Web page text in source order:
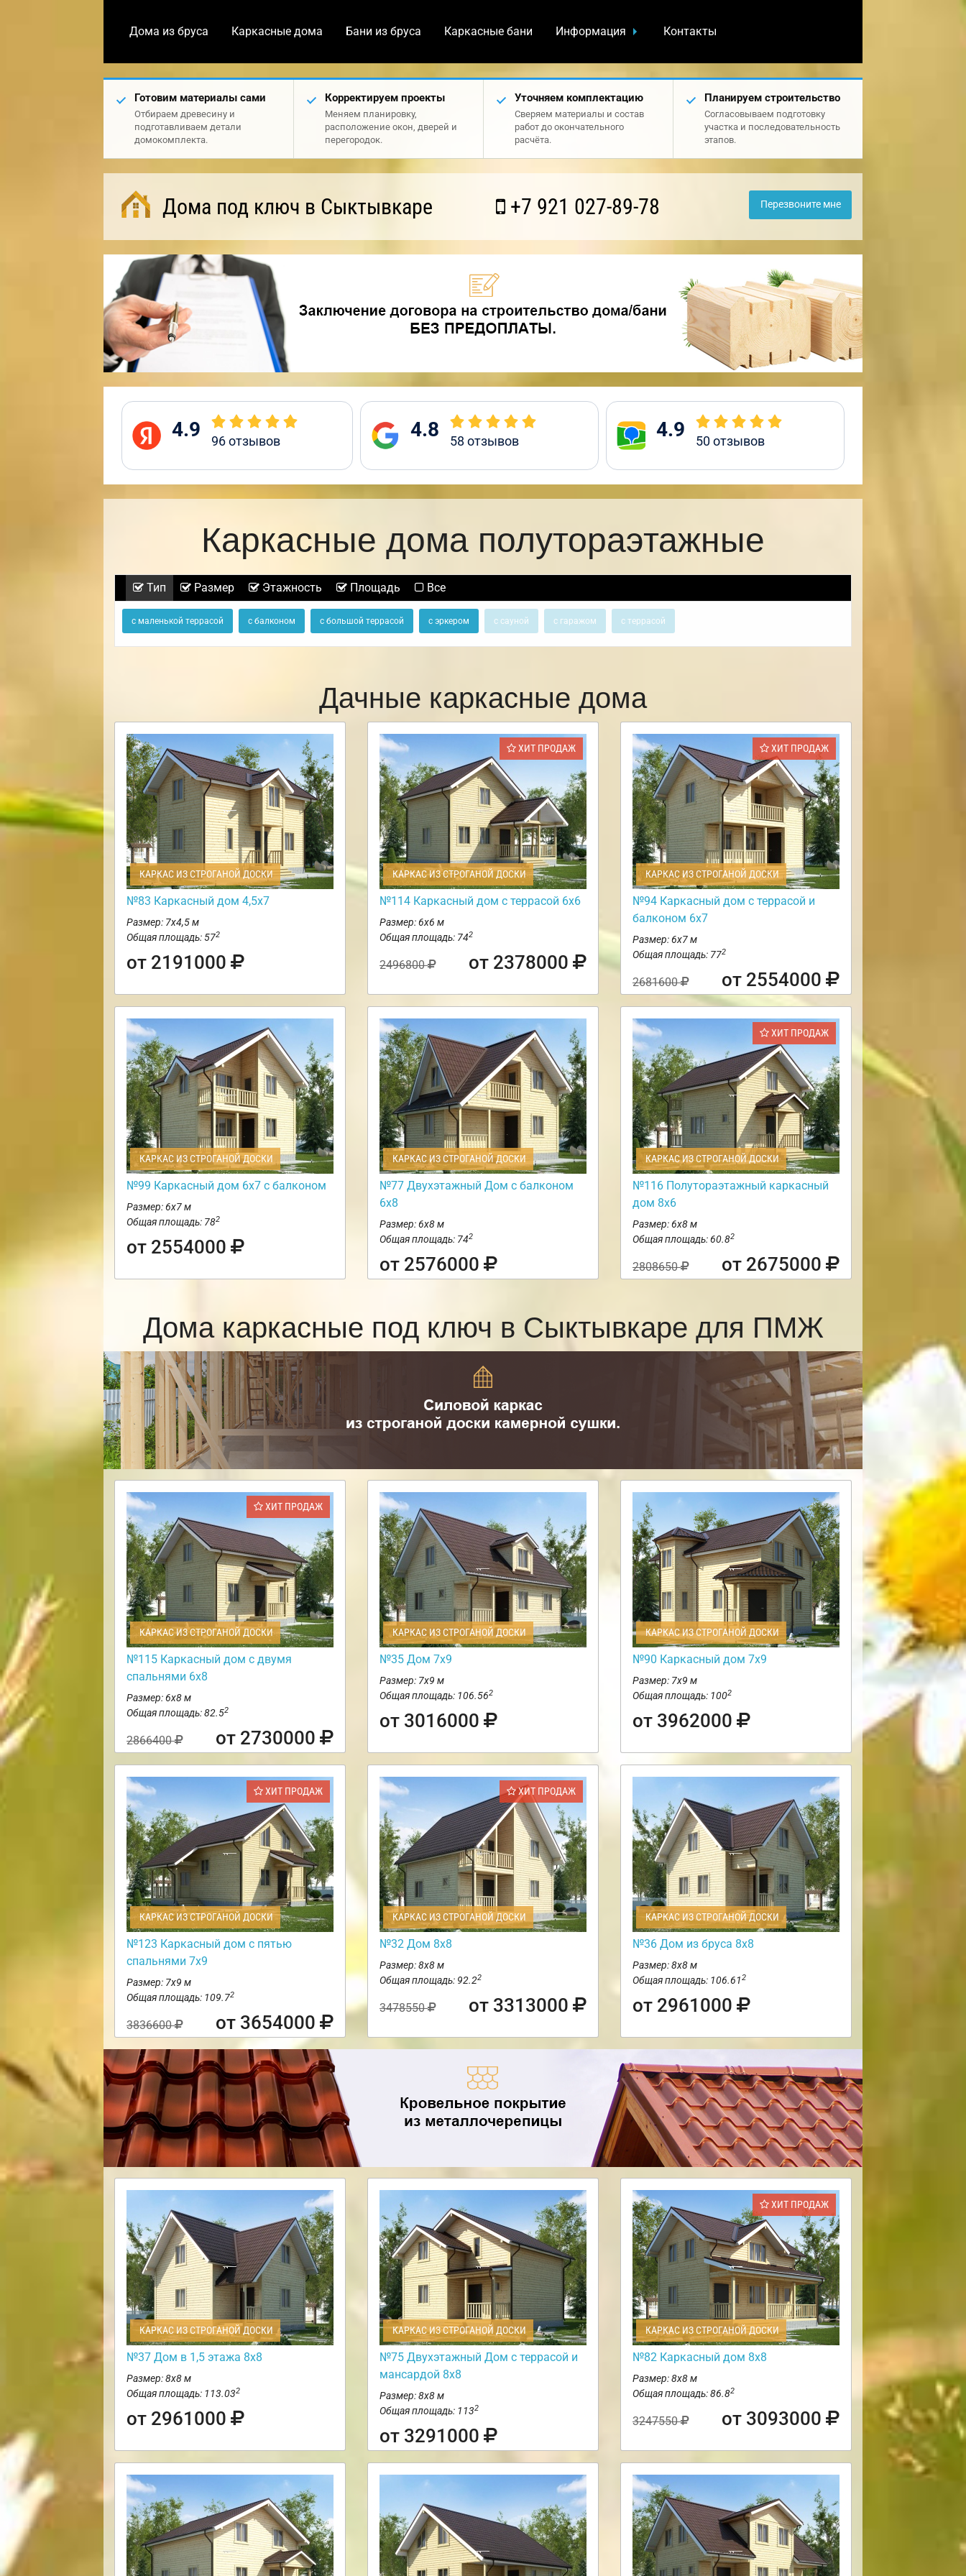
Дома из бруса Каркасные дома Бани из бруса Каркасные бани Информация Контакты
Готовим материалы сами
Отбираем древесину и
подготавливаем детали
домокомплекта.
Корректируем проекты
Меняем планировку,
расположение окон, дверей и
перегородок.
Уточняем комплектацию
Сверяем материалы и состав
работ до окончательного
расчёта.
Планируем строительство
Согласовываем подготовку
участка и последовательность
этапов.
Дома под ключ в Сыктывкаре +7 921 027-89-78 Перезвоните мне
4.9 96отзывов 4.8 58 отзывов 4.9 50отзывов
Каркасные дома полутораэтажные
Тип Размер Этажность Площадь Все
с маленькой террасой с балконом с большой террасой с эркером с сауной с гаражом с террасой
Дачные каркасные дома
КАРКАС ИЗ СТРОГАНОЙ ДОСКИ
№83 Каркасный дом 4,5х7
Размер: 7х4,5 м
Общая площадь: 572
от 2191000
ХИТ ПРОДАЖ
КАРКАС ИЗ СТРОГАНОЙ ДОСКИ
№114 Каркасный дом с террасой 6х6
Размер: 6х6 м
Общая площадь: 742
2496800 от 2378000
ХИТ ПРОДАЖ
КАРКАС ИЗ СТРОГАНОЙ ДОСКИ
№94 Каркасный дом с террасой и
балконом 6х7
Размер: 6х7 м
Общая площадь: 772
2681600 от 2554000
КАРКАС ИЗ СТРОГАНОЙ ДОСКИ
№99 Каркасный дом 6х7 с балконом
Размер: 6х7 м
Общая площадь: 782
от 2554000
КАРКАС ИЗ СТРОГАНОЙ ДОСКИ
№77 Двухэтажный Дом с балконом
6х8
Размер: 6х8 м
Общая площадь: 742
от 2576000
ХИТ ПРОДАЖ
КАРКАС ИЗ СТРОГАНОЙ ДОСКИ
№116 Полутораэтажный каркасный
дом 8х6
Размер: 6х8 м
Общая площадь: 60.82
2808650 от 2675000
Дома каркасные под ключ в Сыктывкаре для ПМЖ
ХИТ ПРОДАЖ
КАРКАС ИЗ СТРОГАНОЙ ДОСКИ
№115 Каркасный дом с двумя
спальнями 6х8
Размер: 6х8 м
Общая площадь: 82.52
2866400 от 2730000
КАРКАС ИЗ СТРОГАНОЙ ДОСКИ
№35 Дом 7х9
Размер: 7х9 м
Общая площадь: 106.562
от 3016000
КАРКАС ИЗ СТРОГАНОЙ ДОСКИ
№90 Каркасный дом 7х9
Размер: 7х9 м
Общая площадь: 1002
от 3962000
ХИТ ПРОДАЖ
КАРКАС ИЗ СТРОГАНОЙ ДОСКИ
№123 Каркасный дом с пятью
спальнями 7х9
Размер: 7х9 м
Общая площадь: 109.72
3836600 от 3654000
ХИТ ПРОДАЖ
КАРКАС ИЗ СТРОГАНОЙ ДОСКИ
№32 Дом 8х8
Размер: 8х8 м
Общая площадь: 92.22
3478550 от 3313000
КАРКАС ИЗ СТРОГАНОЙ ДОСКИ
№36 Дом из бруса 8х8
Размер: 8х8 м
Общая площадь: 106.612
от 2961000
КАРКАС ИЗ СТРОГАНОЙ ДОСКИ
№37 Дом в 1,5 этажа 8х8
Размер: 8х8 м
Общая площадь: 113.032
от 2961000
КАРКАС ИЗ СТРОГАНОЙ ДОСКИ
№75 Двухэтажный Дом с террасой и
мансардой 8х8
Размер: 8х8 м
Общая площадь: 1132
от 3291000
ХИТ ПРОДАЖ
КАРКАС ИЗ СТРОГАНОЙ ДОСКИ
№82 Каркасный дом 8х8
Размер: 8х8 м
Общая площадь: 86.82
3247550 от 3093000